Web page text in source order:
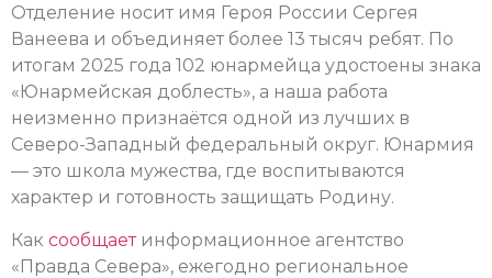
Отделение носит имя Героя России Сергея
Ванеева и объединяет более 13 тысяч ребят. По
итогам 2025 года 102 юнармейца удостоены знака
«Юнармейская доблесть», а наша работа
неизменно признаётся одной из лучших в
Северо-Западный федеральный округ. Юнармия
— это школа мужества, где воспитываются
характер и готовность защищать Родину.
Как сообщаетинформационное агентство
«Правда Севера», ежегодно региональное